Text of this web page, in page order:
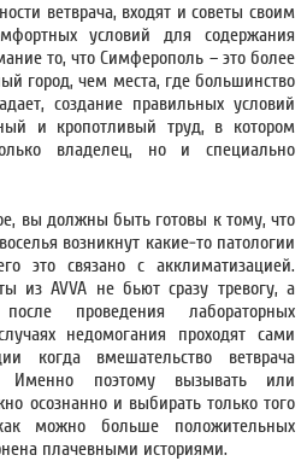
ветврача, входят и советы своим
условий для содержания
то, что Симферополь – это более
город, чем места, где большинство
создание правильных условий
и кропотливый труд, в котором
владелец, но и специально
вы должны быть готовы к тому, что
возникнут какие-то патологии
это связано с акклиматизацией.
из AVVA не бьют сразу тревогу, а
проведения лабораторных
недомогания проходят сами
когда вмешательство ветврача
Именно поэтому вызывать или
осознанно и выбирать только того
можно больше положительных
плачевными историями.